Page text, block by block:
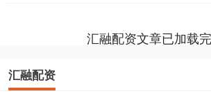
汇融配资文章已加载
汇融配资